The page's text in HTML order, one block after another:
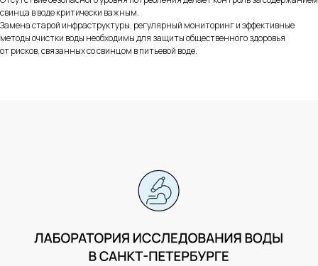
свинца в воде критически важным.
Замена старой инфраструктуры, регулярный мониторинг и эффективные
методы очистки воды необходимы для защиты общественного здоровья
от рисков, связанных со свинцом в питьевой воде.
Договор
оферта
Политика возврата денежных средств
Cookie